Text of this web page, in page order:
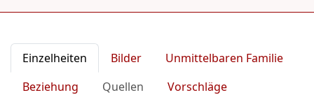
Einzelheiten Bilder
Unmittelbaren Familie
Beziehung
Quellen
Vorschläge